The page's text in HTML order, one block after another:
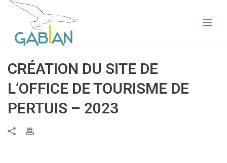
CRÉATION DU SITE DE
L’OFFICE DE TOURISME DE
PERTUIS – 2023